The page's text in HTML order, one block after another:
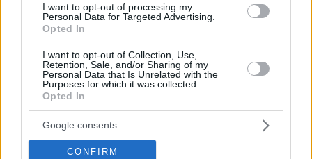
I want to opt-out of processing my
Personal Data for Targeted Advertising.
Opted In
I want to opt-out of Collection, Use,
Retention, Sale, and/or Sharing of my
Personal Data that Is Unrelated with the
Purposes for which it was collected.
Opted In
Google consents
CONFIRM